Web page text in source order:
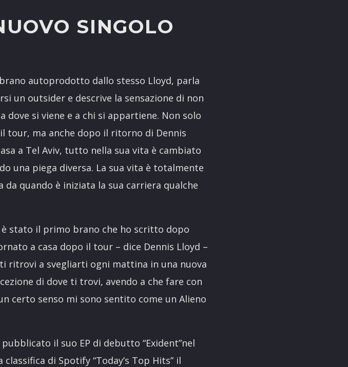
SINGOLO
brano autoprodotto dallo stesso Lloyd, parla
un outsider e descrive la sensazione di non
dove si viene e a chi si appartiene. Non solo
tour, ma anche dopo il ritorno di Dennis
a Tel Aviv, tutto nella sua vita è cambiato
una piega diversa. La sua vita è totalmente
da quando è iniziata la sua carriera qualche
è stato il primo brano che ho scritto dopo
a casa dopo il tour – dice Dennis Lloyd –
ritrovi a svegliarti ogni mattina in una nuova
di dove ti trovi, avendo a che fare con
certo senso mi sono sentito come un Alieno
il suo EP di debutto “Exident”nel
di Spotify “Today’s Top Hits” il